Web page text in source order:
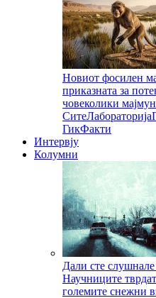
Новиот фосилен
приказната за
човеколики
СитеЛабораторија
ГикФакти
Интервју
Колумни
Дали сте
Научниците
големите снежни